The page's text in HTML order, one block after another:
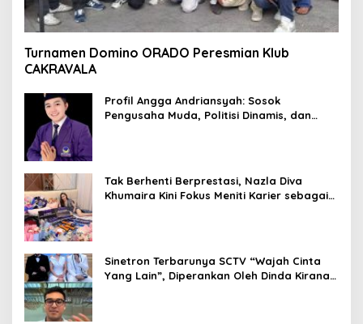
Turnamen Domino ORADO Peresmian Klub
CAKRAVALA
Profil Angga Andriansyah: Sosok
Pengusaha Muda, Politisi Dinamis, dan
Tak Berhenti Berprestasi, Nazla Diva
Khumaira Kini Fokus Meniti Karier sebagai
Sinetron Terbarunya SCTV “Wajah Cinta
Yang Lain”, Diperankan Oleh Dinda Kirana,